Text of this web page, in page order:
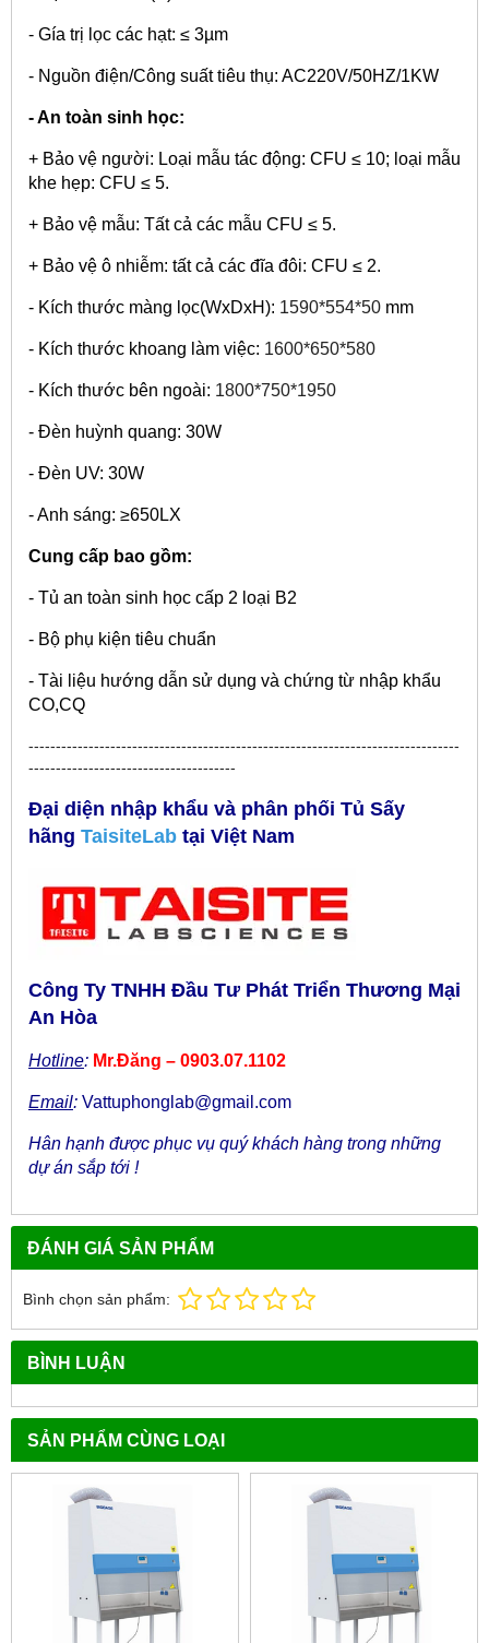
- Gía trị lọc các hạt: ≤ 3µm
- Nguồn điện/Công suất tiêu thụ: AC220V/50HZ/1KW
- An toàn sinh học:
+ Bảo vệ người: Loại mẫu tác động: CFU ≤ 10; loại mẫu
khe hẹp: CFU ≤ 5.
+ Bảo vệ mẫu: Tất cả các mẫu CFU ≤ 5.
+ Bảo vệ ô nhiễm: tất cả các đĩa đôi: CFU ≤ 2.
- Kích thước màng lọc(WxDxH): 1590*554*50 mm
- Kích thước khoang làm việc: 1600*650*580
- Kích thước bên ngoài: 1800*750*1950
- Đèn huỳnh quang: 30W
- Đèn UV: 30W
- Anh sáng: ≥650LX
Cung cấp bao gồm:
- Tủ an toàn sinh học cấp 2 loại B2
- Bộ phụ kiện tiêu chuẩn
- Tài liệu hướng dẫn sử dụng và chứng từ nhập khẩu
CO,CQ
-------------------------------------------------------------------------------
--------------------------------------
Đại diện nhập khẩu và phân phối Tủ Sấy
hãng TaisiteLab tại Việt Nam
Công Ty TNHH Đầu Tư Phát Triển Thương Mại
An Hòa
Hotline: Mr.Đăng – 0903.07.1102
Email: Vattuphonglab@gmail.com
Hân hạnh được phục vụ quý khách hàng trong những
dự án sắp tới !
ĐÁNH GIÁ SẢN PHẨM
Bình chọn sản phẩm:
BÌNH LUẬN
SẢN PHẨM CÙNG LOẠI